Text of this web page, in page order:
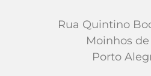
Rua Quintino
Moinhos
Porto